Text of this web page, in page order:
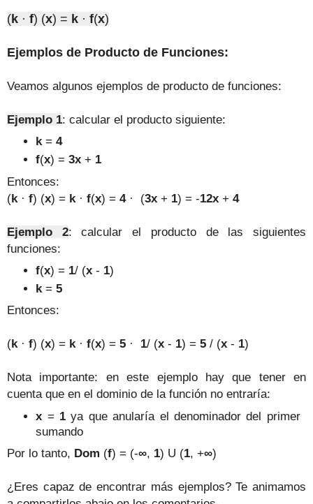
(k · f) (x) = k · f(x)
Ejemplos de Producto de Funciones:
Veamos algunos ejemplos de producto de funciones:
Ejemplo 1: calcular el producto siguiente:
k=4
f(x) =3x+ 1
Entonces:
(k · f) (x) = k · f(x) = 4· (3x + 1) = -12x + 4
Ejemplo 2: calcular el producto de las siguientes
funciones:
f(x) = 1/ (x - 1)
k =5
Entonces:
(k · f) (x) = k · f(x) = 5 · 1/ (x - 1) = 5 / (x - 1)
Nota importante: en este ejemplo hay que tener en
cuenta que en el dominio de la función no entraría:
x = 1ya que anularía el denominador del primer
sumando
Por lo tanto, Dom (f) = (-∞, 1) U (1, +∞)
¿Eres capaz de encontrar más ejemplos? Te animamos